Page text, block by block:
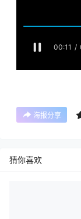
海报分享
猜你喜欢